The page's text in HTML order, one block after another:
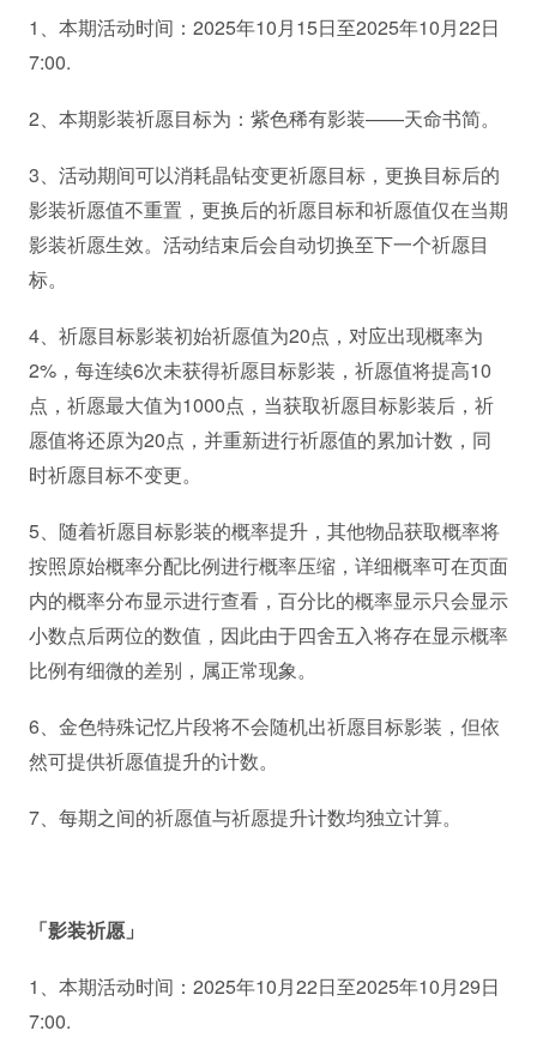
1、本期活动时间：2025年10月15日至2025年10月22日
7:00.
2、本期影装祈愿目标为：紫色稀有影装——天命书简。
3、活动期间可以消耗晶钻变更祈愿目标，更换目标后的
影装祈愿值不重置，更换后的祈愿目标和祈愿值仅在当期
影装祈愿生效。活动结束后会自动切换至下一个祈愿目
标。
4、祈愿目标影装初始祈愿值为20点，对应出现概率为
2%，每连续6次未获得祈愿目标影装，祈愿值将提高10
点，祈愿最大值为1000点，当获取祈愿目标影装后，祈
愿值将还原为20点，并重新进行祈愿值的累加计数，同
时祈愿目标不变更。
5、随着祈愿目标影装的概率提升，其他物品获取概率将
按照原始概率分配比例进行概率压缩，详细概率可在页面
内的概率分布显示进行查看，百分比的概率显示只会显示
小数点后两位的数值，因此由于四舍五入将存在显示概率
比例有细微的差别，属正常现象。
6、金色特殊记忆片段将不会随机出祈愿目标影装，但依
然可提供祈愿值提升的计数。
7、每期之间的祈愿值与祈愿提升计数均独立计算。
「影装祈愿」
1、本期活动时间：2025年10月22日至2025年10月29日
7:00.